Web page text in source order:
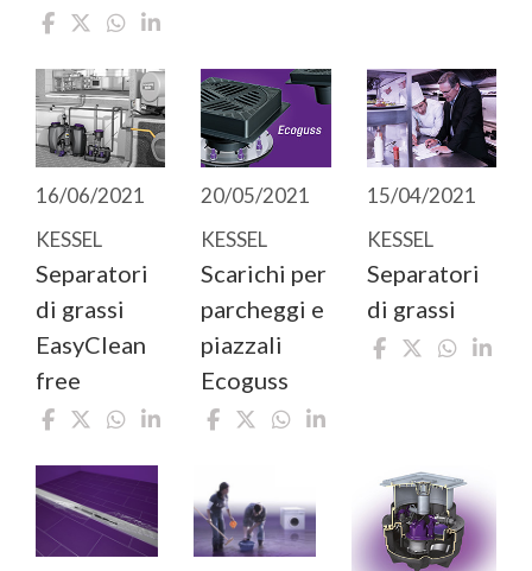
16/06/2021
KESSEL
Separatori
di grassi
EasyClean
free
20/05/2021
KESSEL
Scarichi per
parcheggi e
piazzali
Ecoguss
15/04/2021
KESSEL
Separatori
di grassi